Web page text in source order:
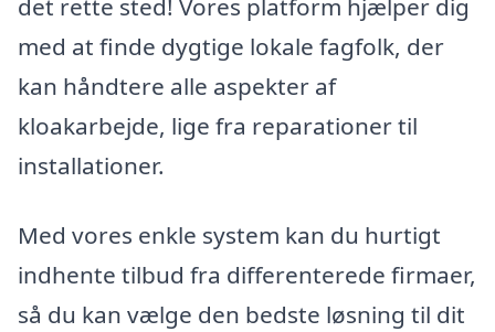
det rette sted! Vores platform hjælper dig
med at finde dygtige lokale fagfolk, der
kan håndtere alle aspekter af
kloakarbejde, lige fra reparationer til
installationer.
Med vores enkle system kan du hurtigt
indhente tilbud fra differenterede firmaer,
så du kan vælge den bedste løsning til dit